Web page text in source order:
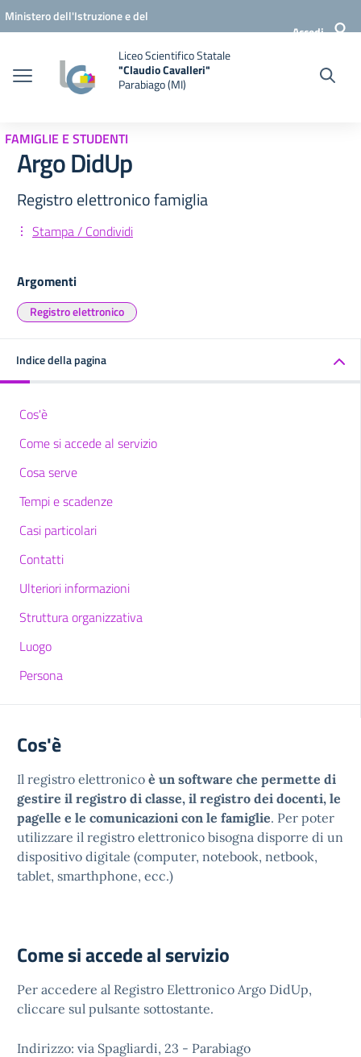
Vai ai contenuti
Vai al menu di navigazione
Vai al footer
Ministero dell'Istruzione e del
Accedi
Liceo Scientifico Statale
"Claudio Cavalleri"
Parabiago (MI)
FAMIGLIE E STUDENTI
Argo DidUp
Registro elettronico famiglia
Stampa / Condividi
Argomenti
Registro elettronico
Indice della pagina
Cos'è
Come si accede al servizio
Cosa serve
Tempi e scadenze
Casi particolari
Contatti
Ulteriori informazioni
Struttura organizzativa
Luogo
Persona
Cos'è
Il registro elettronico è un software che permette di
gestire il registro di classe, il registro dei docenti, le
pagelle e le comunicazioni con le famiglie. Per poter
utilizzare il registro elettronico bisogna disporre di un
dispositivo digitale (computer, notebook, netbook,
tablet, smarthphone, ecc.)
Come si accede al servizio
Per accedere al Registro Elettronico Argo DidUp,
cliccare sul pulsante sottostante.
Indirizzo: via Spagliardi, 23 - Parabiago